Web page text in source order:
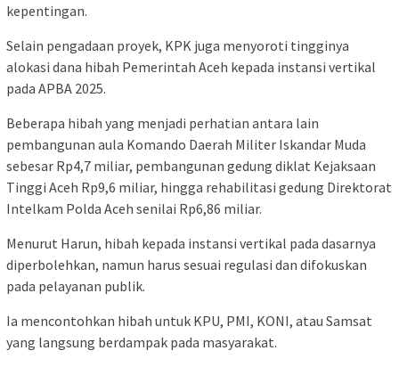
kepentingan.
Selain pengadaan proyek, KPK juga menyoroti tingginya
alokasi dana hibah Pemerintah Aceh kepada instansi vertikal
pada APBA 2025.
Beberapa hibah yang menjadi perhatian antara lain
pembangunan aula Komando Daerah Militer Iskandar Muda
sebesar Rp4,7 miliar, pembangunan gedung diklat Kejaksaan
Tinggi Aceh Rp9,6 miliar, hingga rehabilitasi gedung Direktorat
Intelkam Polda Aceh senilai Rp6,86 miliar.
Menurut Harun, hibah kepada instansi vertikal pada dasarnya
diperbolehkan, namun harus sesuai regulasi dan difokuskan
pada pelayanan publik.
Ia mencontohkan hibah untuk KPU, PMI, KONI, atau Samsat
yang langsung berdampak pada masyarakat.